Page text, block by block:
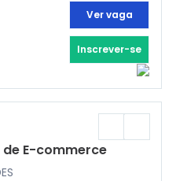
Ver vaga
Inscrever-se
E-commerce